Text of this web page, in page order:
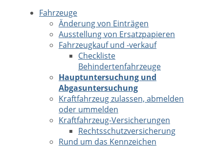
Fahrzeuge
Änderung von Einträgen
Ausstellung von Ersatzpapieren
Fahrzeugkauf und -verkauf
Checkliste
Behindertenfahrzeuge
Hauptuntersuchung und
Abgasuntersuchung
Kraftfahrzeug zulassen, abmelden
oder ummelden
Kraftfahrzeug-Versicherungen
Rechtsschutzversicherung
Rund um das Kennzeichen